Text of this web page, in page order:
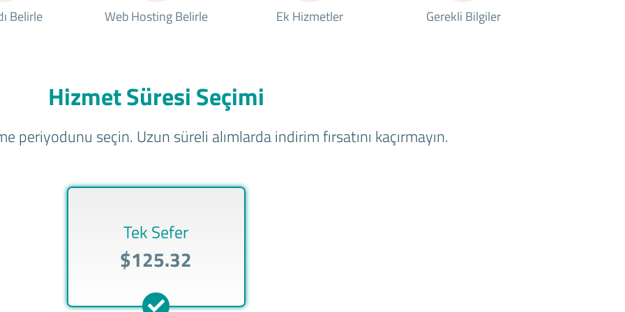
Belirle Web Hosting Belirle Ek Hizmetler Gerekli Bilgiler
Hizmet Süresi Seçimi
periyodunu seçin. Uzun süreli alımlarda indirim fırsatını kaçırmayın.
Tek Sefer
$125.32